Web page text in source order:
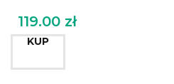
119.00 zł
KUP